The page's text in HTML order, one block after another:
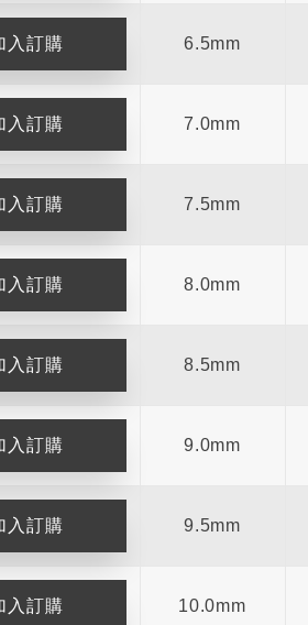
6.5mm
7.0mm
7.5mm
8.0mm
8.5mm
9.0mm
9.5mm
10.0mm